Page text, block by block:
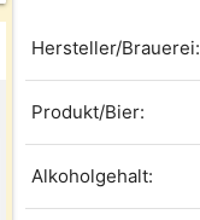
Hersteller/Brauerei:
Produkt/Bier:
Alkoholgehalt: